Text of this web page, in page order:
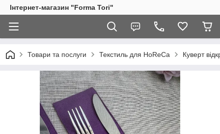
Інтернет-магазин "Forma Tori"
Товари та послуги Текстиль для HoReCa Куверт